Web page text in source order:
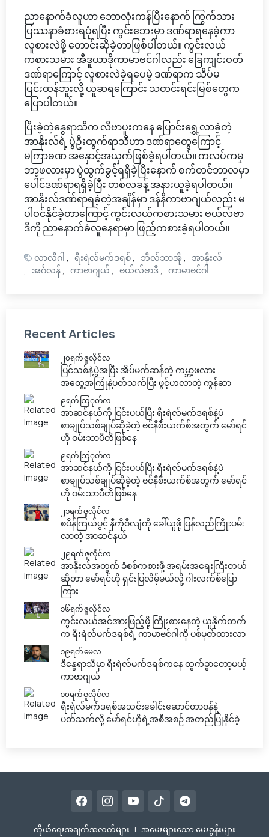
ညာနောက်ခံလူဟာ ဘောလုံးကန်ပြီးနောက် ကြွက်သား
ပြဿနာခံစားရပုံရပြီး ကွင်းဘေးမှာ ဒဏ်ရာရနေခဲ့ကာ
လူစားလဲဖို့ တောင်းဆိုခဲ့တာဖြစ်ပါတယ်။ ကွင်းလယ်
ကစားသမား အီဒူယာဒိုကာမာဗင်ဂါလည်း ခြေကျင်းဝတ်
ဒဏ်ရာကြောင့် လူစားလဲခဲ့ရပေမဲ့ ဒဏ်ရာက သိပ်မ
ပြင်းထန်ဘူးလို့ ယူဆရကြောင်း သတင်းရင်းမြစ်တွေက
ပြောပါတယ်။
ပြီးခဲ့တဲ့နွေရာသီက လီဗာပူးကနေ ပြောင်းရွှေ့လာခဲ့တဲ့
အာနိုးလ်ရဲ့ ပွဲဦးထွက်ရာသီဟာ ဒဏ်ရာတွေကြောင့်
မကြာခဏ အနှောင့်အယှက်ဖြစ်ခဲ့ရပါတယ်။ ကလပ်ကမ္
ဘာ့ဖလားမှာ ပွဲထွက်ခွင့်ရရှိခဲ့ပြီးနောက် စက်တင်ဘာလမှာ
ပေါင်ဒဏ်ရာရရှိခဲ့ပြီး တစ်လခန့် အနားယူခဲ့ရပါတယ်။
အာနိုးလ်ဒဏ်ရာရခဲ့တဲ့အချိန်မှာ ဒန်နီကာဗာဂျယ်လည်း မ
ပါဝင်နိုင်ခဲ့တာကြောင့် ကွင်းလယ်ကစားသမား ဗယ်လ်ဗာ
ဒီကို ညာနောက်ခံလူနေရာမှာ ဖြည့်ကစားခဲ့ရပါတယ်။
လာလီဂါ ရီးရဲလ်မက်ဒရစ် ဘီလ်ဘာအို
အာနိုးလ်
အင်္ဂလန်
ကာဗာဂျယ် ဗယ်လ်ဗာဒီ ကာမာဗင်ဂါ
Recent Articles
၂၀ရက် ဇူလိုင်လ
ပြင်သစ်နဲ့ပွဲအပြီး အိပ်မက်ဆန်တဲ့ ကမ္ဘာ့ဖလား
အတွေ့အကြုံနဲ့ပတ်သက်ပြီး ဖွင့်ဟလာတဲ့ ကွန်ဆာ
၉ရက် သြဂုတ်လ
အာဆင်နယ်ကို ငြင်းပယ်ပြီး ရီးရဲလ်မက်ဒရစ်နဲ့ပဲ
စာချုပ်သစ်ချုပ်ဆိုခဲ့တဲ့ ဗင်နီစီးယက်စ်အတွက် မော်ရင်
ဟို ဝမ်းသာပီတိဖြစ်နေ
၉ရက် သြဂုတ်လ
အာဆင်နယ်ကို ငြင်းပယ်ပြီး ရီးရဲလ်မက်ဒရစ်နဲ့ပဲ
စာချုပ်သစ်ချုပ်ဆိုခဲ့တဲ့ ဗင်နီစီးယက်စ်အတွက် မော်ရင်
ဟို ဝမ်းသာပီတိဖြစ်နေ
၂၁ရက် ဇူလိုင်လ
စပိန်ကြယ်ပွင့် နီကိုဝီလျံကို ခေါ်ယူဖို့ ပြန်လည်ကြိုးပမ်း
လာတဲ့ အာဆင်နယ်
၂၉ရက် ဇူလိုင်လ
အာနိုးလ်အတွက် ခံစစ်ကစားဖို့ အရမ်းအရေးကြီးတယ်
ဆိုတာ မော်ရင်ဟို ရှင်းပြလိမ့်မယ်လို့ ဂါးလက်စ်ပြော
ကြား
၁၆ရက် ဇူလိုင်လ
ကွင်းလယ်အင်အားဖြည့်ဖို့ ကြိုးစားနေတဲ့ ယူနိုက်တက်
က ရီးရဲလ်မက်ဒရစ်ရဲ့ ကာမာဗင်ဂါကို ပစ်မှတ်ထားလာ
၁၉ရက် မေလ
ဒီနွေရာသီမှာ ရီးရဲလ်မက်ဒရစ်ကနေ ထွက်ခွာတော့မယ့်
ကာဗာဂျယ်
၁၀ရက် ဇူလိုင်လ
ရီးရဲလ်မက်ဒရစ်အသင်းခေါင်းဆောင်တာဝန်နဲ့
ပတ်သက်လို့ မော်ရင်ဟိုရဲ့အစီအစဉ် အတည်ပြုနိုင်ခဲ့
ကီုယ်ရေးအချက်အလက်များ | အမေးများသော မေးခွန်းများ